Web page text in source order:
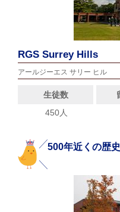
RGS Surrey Hills
アールジーエス サリー ヒル
生徒数
450人
500年近くの歴